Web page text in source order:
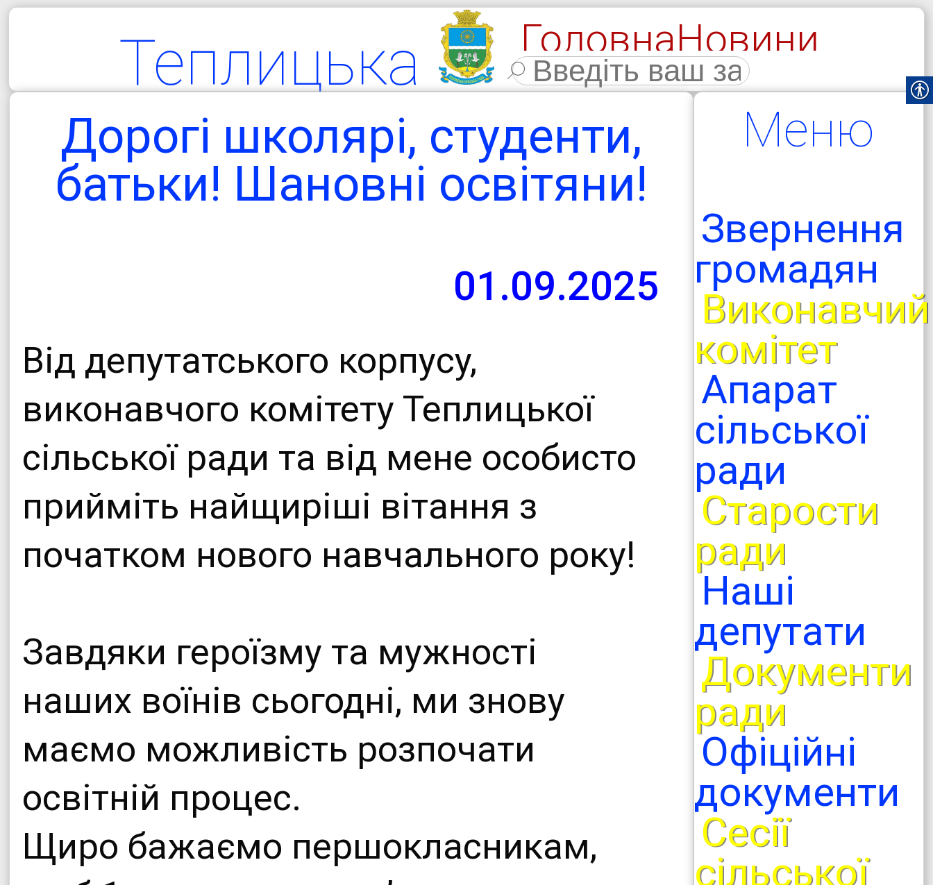
Теплицька
територіальна
громада
Теплицької сільської
ради
ГоловнаНовини
Фотогалерея
Дорогі школярі, студенти,
батьки! Шановні освітяни!
01.09.2025
Від депутатського корпусу,
виконавчого комітету Теплицької
сільської ради та від мене особисто
прийміть найщиріші вітання з
початком нового навчального року!
Завдяки героїзму та мужності
наших воїнів сьогодні, ми знову
маємо можливість розпочати
освітній процес.
Щиро бажаємо першокласникам,
Меню
Звернення
громадян
Виконавчий
комітет
Апарат
сільської
ради
Старости
ради
Наші
депутати
Документи
ради
Офіційні
документи
Сесії
сільської